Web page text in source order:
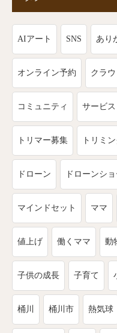
AIアート SNS あり
オンライン予約 クラ
コミュニティ サービス
トリマー募集 トリミ
ドローン ドローンシ
マインドセット ママ
値上げ 働くママ 動
子供の成長 子育て
桶川 桶川市 熱気球